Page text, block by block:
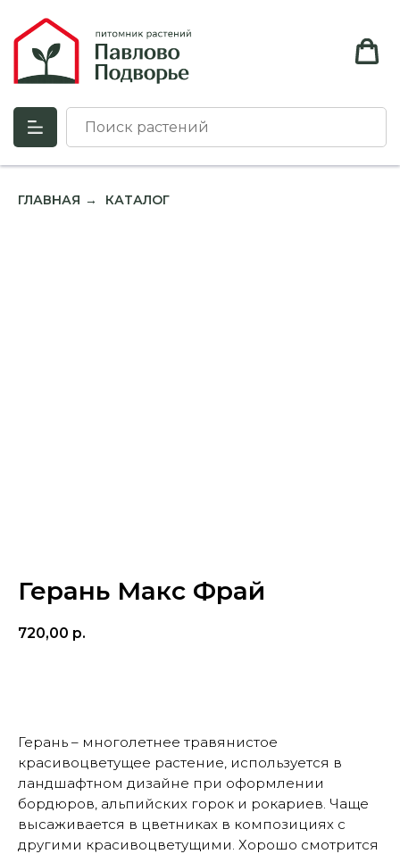
ГЛАВНАЯ → КАТАЛОГ
Герань Макс Фрай
720,00 р.
Герань – многолетнее травянистое
красивоцветущее растение, используется в
ландшафтном дизайне при оформлении
бордюров, альпийских горок и рокариев. Чаще
высаживается в цветниках в композициях с
другими красивоцветущими. Хорошо смотрится